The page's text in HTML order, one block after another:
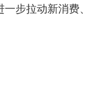
步拉动新消费